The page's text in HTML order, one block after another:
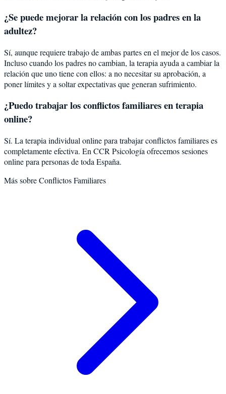
¿Se puede mejorar la relación con los padres en la
adultez?
Sí, aunque requiere trabajo de ambas partes en el mejor de los casos.
Incluso cuando los padres no cambian, la terapia ayuda a cambiar la
relación que uno tiene con ellos: a no necesitar su aprobación, a
poner límites y a soltar expectativas que generan sufrimiento.
¿Puedo trabajar los conflictos familiares en terapia
online?
Sí. La terapia individual online para trabajar conflictos familiares es
completamente efectiva. En CCR Psicología ofrecemos sesiones
online para personas de toda España.
Más sobreConflictos Familiares